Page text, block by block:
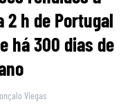
2 h de Portugal
há 300 dias de
Viegas